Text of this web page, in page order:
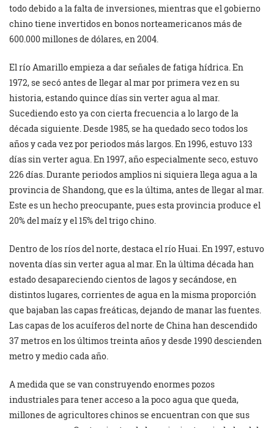
todo debido a la falta de inversiones, mientras que el gobierno
chino tiene invertidos en bonos norteamericanos más de
600.000 millones de dólares, en 2004.
El río Amarillo empieza a dar señales de fatiga hídrica. En
1972, se secó antes de llegar al mar por primera vez en su
historia, estando quince días sin verter agua al mar.
Sucediendo esto ya con cierta frecuencia a lo largo de la
década siguiente. Desde 1985, se ha quedado seco todos los
años y cada vez por periodos más largos. En 1996, estuvo 133
días sin verter agua. En 1997, año especialmente seco, estuvo
226 días. Durante periodos amplios ni siquiera llega agua a la
provincia de Shandong, que es la última, antes de llegar al mar.
Este es un hecho preocupante, pues esta provincia produce el
20% del maíz y el 15% del trigo chino.
Dentro de los ríos del norte, destaca el río Huai. En 1997, estuvo
noventa días sin verter agua al mar. En la última década han
estado desapareciendo cientos de lagos y secándose, en
distintos lugares, corrientes de agua en la misma proporción
que bajaban las capas freáticas, dejando de manar las fuentes.
Las capas de los acuíferos del norte de China han descendido
37 metros en los últimos treinta años y desde 1990 descienden
metro y medio cada año.
A medida que se van construyendo enormes pozos
industriales para tener acceso a la poco agua que queda,
millones de agricultores chinos se encuentran con que sus